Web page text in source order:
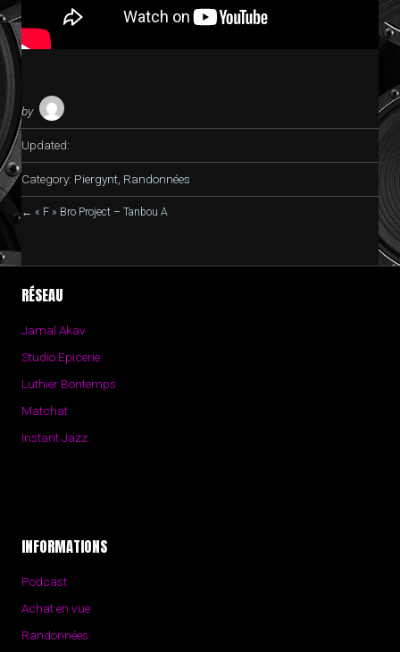
by
Updated:
Category: Piergynt Randonnées
← « F » Bro Project – Tanbou A
RÉSEAU
Jamal Akav
Studio Epicerie
Luthier Bontemps
Matchat
Instant Jazz
INFORMATIONS
Podcast
Achat en vue
Randonnées